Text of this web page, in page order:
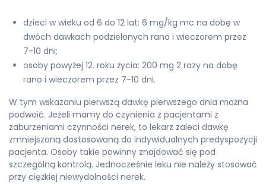
dzieci w wieku od 6 do 12 lat: 6 mg/kg mc na dobę w
dwóch dawkach podzielonych rano i wieczorem przez
7-10 dni;
osoby powyżej 12. roku życia: 200 mg 2 razy na dobę
rano i wieczorem przez 7-10 dni.
W tym wskazaniu pierwszą dawkę pierwszego dnia można
podwoić. Jeżeli mamy do czynienia z pacjentami z
zaburzeniami czynności nerek, to lekarz zaleci dawkę
zmniejszoną dostosowaną do indywidualnych predyspozycji
pacjenta. Osoby takie powinny znajdować się pod
szczególną kontrolą. Jednocześnie leku nie należy stosować
przy ciężkiej niewydolności nerek.